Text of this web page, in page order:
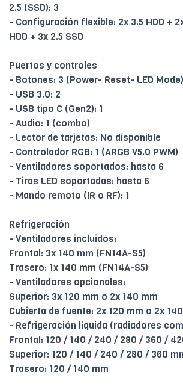
2.5 (SSD): 3
- Configuración flexible: 2x 3.5 HDD +
HDD + 3x 2.5 SSD
Puertos y controles
- Botones: 3 (Power- Reset- LED Mode)
- USB 3.0: 2
- USB tipo C (Gen2): 1
- Audio: 1 (combo)
- Lector de tarjetas: No disponible
- Controlador RGB: 1 (ARGB V5.0 PWM)
- Ventiladores soportados: hasta 6
- Tiras LED soportadas: hasta 6
- Mando remoto (IR o RF): 1
Refrigeración
- Ventiladores incluidos:
Frontal: 3x 140 mm (FN14A-S5)
Trasero: 1x 140 mm (FN14A-S5)
- Ventiladores opcionales:
Superior: 3x 120 mm o 2x 140 mm
Cubierta de fuente: 2x 120 mm o 2x
- Refrigeración líquida (radiadores
Frontal: 120 / 140 / 240 / 280 / 360 /
Superior: 120 / 140 / 240 / 280 / 360
Trasero: 120 / 140 mm